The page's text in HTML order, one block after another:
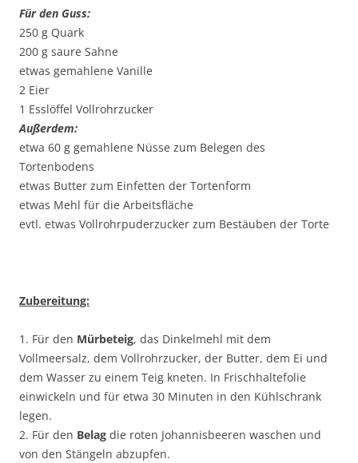
Für den Guss:
250 g Quark
200 g saure Sahne
etwas gemahlene Vanille
2 Eier
1 Esslöffel Vollrohrzucker
Außerdem:
etwa 60 g gemahlene Nüsse zum Belegen des
Tortenbodens
etwas Butter zum Einfetten der Tortenform
etwas Mehl für die Arbeitsfläche
evtl. etwas Vollrohrpuderzucker zum Bestäuben der Torte
Zubereitung:
1. Für den Mürbeteig, das Dinkelmehl mit dem
Vollmeersalz, dem Vollrohrzucker, der Butter, dem Ei und
dem Wasser zu einem Teig kneten. In Frischhaltefolie
einwickeln und für etwa 30 Minuten in den Kühlschrank
legen.
2. Für den Belag die roten Johannisbeeren waschen und
von den Stängeln abzupfen.